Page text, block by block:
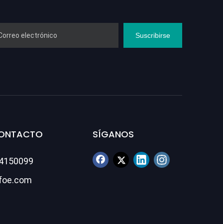
Suscribirse
SÍGANOS